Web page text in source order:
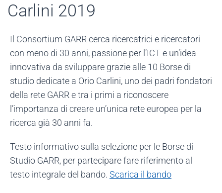
Carlini 2019
Il Consortium GARR cerca ricercatrici e ricercatori
con meno di 30 anni, passione per l’ICT e un’idea
innovativa da sviluppare grazie alle 10 Borse di
studio dedicate a Orio Carlini, uno dei padri fondatori
della rete GARR e tra i primi a riconoscere
l’importanza di creare un’unica rete europea per la
ricerca già 30 anni fa.
Testo informativo sulla selezione per le Borse di
Studio GARR, per partecipare fare riferimento al
testo integrale del bando. Scarica il bando